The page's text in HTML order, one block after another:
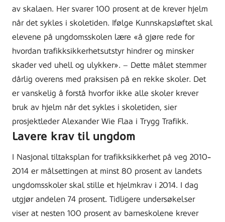
av skalaen. Her svarer 100 prosent at de krever hjelm
når det sykles i skoletiden. Ifølge Kunnskapsløftet skal
elevene på ungdomsskolen lære «å gjøre rede for
hvordan trafikksikkerhetsutstyr hindrer og minsker
skader ved uhell og ulykker». – Dette målet stemmer
dårlig overens med praksisen på en rekke skoler. Det
er vanskelig å forstå hvorfor ikke alle skoler krever
bruk av hjelm når det sykles i skoletiden, sier
prosjektleder Alexander Wie Flaa i Trygg Trafikk.
Lavere krav til ungdom
I Nasjonal tiltaksplan for trafikksikkerhet på veg 2010-
2014 er målsettingen at minst 80 prosent av landets
ungdomsskoler skal stille et hjelmkrav i 2014. I dag
utgjør andelen 74 prosent. Tidligere undersøkelser
viser at nesten 100 prosent av barneskolene krever